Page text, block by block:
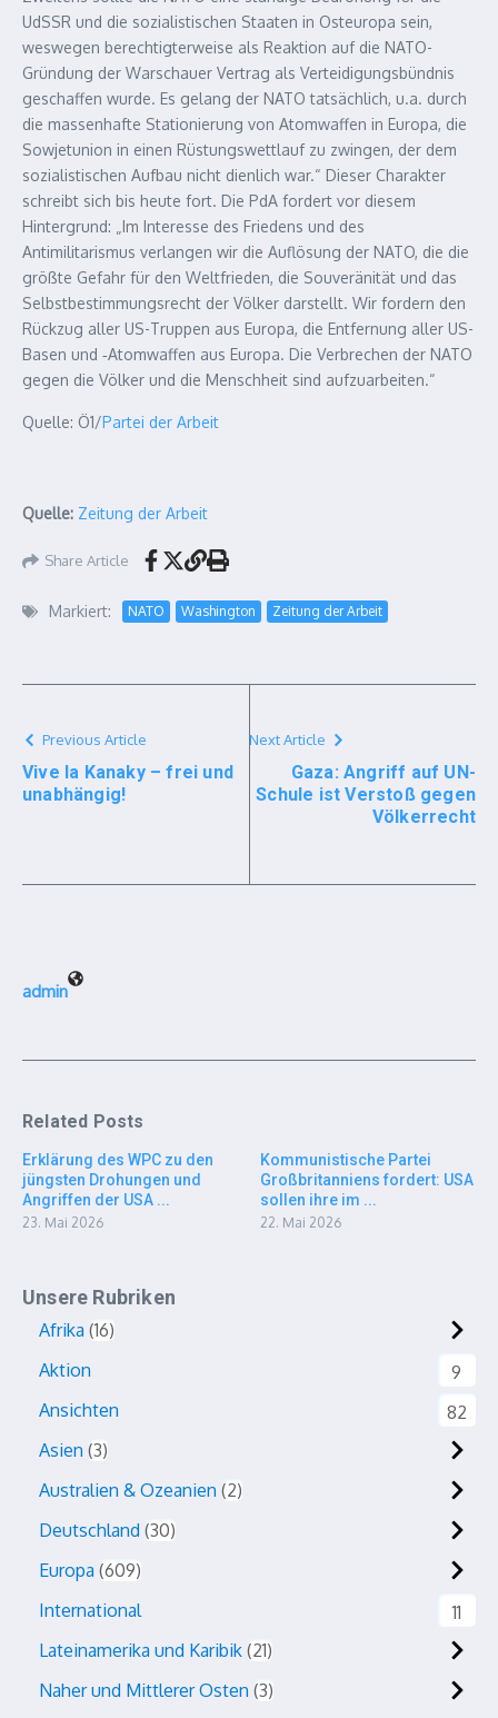
UdSSR und die sozialistischen Staaten in Osteuropa sein,
weswegen berechtigterweise als Reaktion auf die NATO-
Gründung der Warschauer Vertrag als Verteidigungsbündnis
geschaffen wurde. Es gelang der NATO tatsächlich, u.a. durch
die massenhafte Stationierung von Atomwaffen in Europa, die
Sowjetunion in einen Rüstungswettlauf zu zwingen, der dem
sozialistischen Aufbau nicht dienlich war.“ Dieser Charakter
schreibt sich bis heute fort. Die PdA fordert vor diesem
Hintergrund: „Im Interesse des Friedens und des
Antimilitarismus verlangen wir die Auflösung der NATO, die die
größte Gefahr für den Weltfrieden, die Souveränität und das
Selbstbestimmungsrecht der Völker darstellt. Wir fordern den
Rückzug aller US-Truppen aus Europa, die Entfernung aller US-
Basen und ‑Atomwaffen aus Europa. Die Verbrechen der NATO
gegen die Völker und die Menschheit sind aufzuarbeiten.“
Quelle: Ö1/Partei der Arbeit
Quelle: Zeitung der Arbeit
Share Article
Markiert: NATO Washington Zeitung der Arbeit
Previous Article
Vive la Kanaky – frei und
unabhängig!
Next Article
Gaza: Angriff auf UN-
Schule ist Verstoß gegen
Völkerrecht
admin
Related Posts
Erklärung des WPC zu den
jüngsten Drohungen und
Angriffen der USA ...
23. Mai 2026
Kommunistische Partei
Großbritanniens fordert: USA
sollen ihre im ...
22. Mai 2026
Unsere Rubriken
Afrika 16
Aktion
9
Ansichten
82
Asien 3
Australien & Ozeanien 2
Deutschland 30
Europa 609
International
11
Lateinamerika und Karibik 21
Naher und Mittlerer Osten 3